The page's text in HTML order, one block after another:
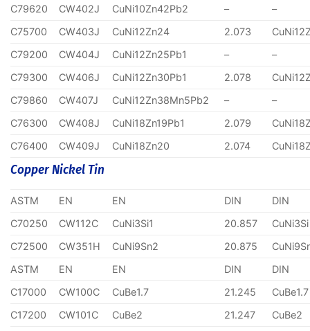
C79620
CW402J CuNi10Zn42Pb2 –
–
C75700
CW403J CuNi12Zn24 2.073
C79200
CW404J CuNi12Zn25Pb1 –
–
C79300
CW406J CuNi12Zn30Pb1 2.078
C79860
CW407J CuNi12Zn38Mn5Pb2 –
–
C76300
CW408J CuNi18Zn19Pb1 2.079
C76400
CW409J CuNi18Zn20 2.074
Copper Nickel Tin
ASTM EN EN DIN
DIN
C70250
CW112C CuNi3Si1 20.857
CuNi3Si
C72500
CW351H CuNi9Sn2 20.875
ASTM
EN EN DIN
DIN
C17000
CW100C CuBe1.7 21.245
CuBe1.7
C17200
CW101C CuBe2 21.247
CuBe2